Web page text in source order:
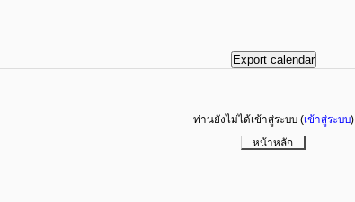
ท่านยังไม่ได้เข้าสู่ระบบ (เข้าสู่ระบบ)
หน้าหลัก